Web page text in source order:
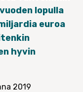
lopulla
euroa
hyvin
2019